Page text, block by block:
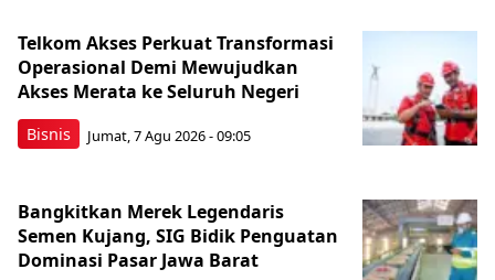
Bisnis
Telkom Akses Perkuat Transformasi
Operasional Demi Mewujudkan
Akses Merata ke Seluruh Negeri
Jumat, 7 Agu 2026 - 09:05
Bangkitkan Merek Legendaris
Semen Kujang, SIG Bidik Penguatan
Dominasi Pasar Jawa Barat